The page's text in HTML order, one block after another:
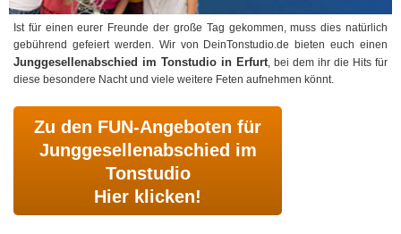
Ist für einen eurer Freunde der große Tag gekommen, muss dies natürlich
gebührend gefeiert werden. Wir von DeinTonstudio.de bieten euch einen
Junggesellenabschied im Tonstudio in Erfurt, bei dem ihr die Hits für
diese besondere Nacht und viele weitere Feten aufnehmen könnt.
Zu den FUN-Angeboten für
Junggesellenabschied im
Tonstudio
Hier klicken!